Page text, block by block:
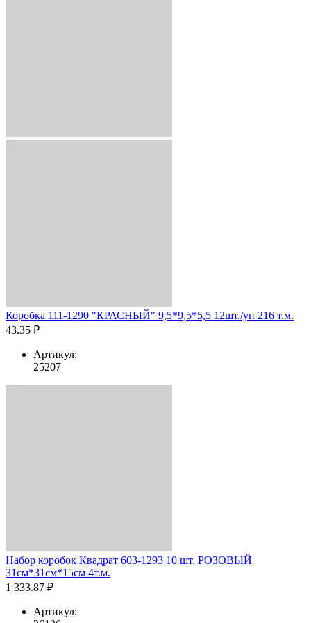
Коробка 111-1290 "КРАСНЫЙ" 9,5*9,5*5,5 12шт./уп 216 т.м.
43.35 ₽
Артикул:
25207
Набор коробок Квадрат 603-1293 10 шт. РОЗОВЫЙ
31см*31см*15см 4т.м.
1 333.87 ₽
Артикул: